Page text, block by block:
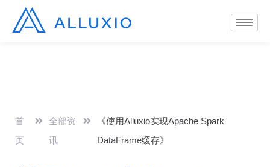
首
页
全部资
讯
《使用Alluxio实现Apache Spark
DataFrame缓存》